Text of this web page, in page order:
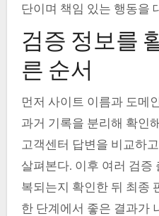
단이며 책임 있는 행동을
검증 정보를
른 순서
먼저 사이트 이름과 도메
과거 기록을 분리해 확인
고객센터 답변을 비교하
살펴본다. 이후 여러 검증
복되는지 확인한 뒤 최종
한 단계에서 좋은 결과가